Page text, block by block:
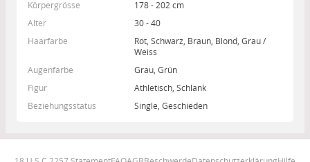
Körpergrösse
178 - 202 cm
Alter
30 - 40
Haarfarbe
Rot, Schwarz, Braun, Blond, Grau /
Weiss
Augenfarbe
Grau, Grün
Figur
Athletisch, Schlank
Beziehungsstatus
Single, Geschieden